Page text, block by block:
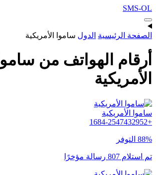
SMS-OL
الصفحة الرئيسية الدول ساموا الأمريكية
أرقام الهواتف من ساموا
الأمريكية
ساموا الأمريكية
+1684-2547432952
88% التوفر
تم استلام 807 رسالة مؤخرًا